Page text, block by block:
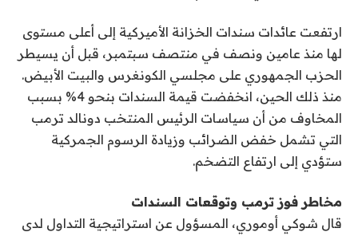
ارتفعت عائدات سندات الخزانة الأميركية إلى أعلى مستوى
لها منذ عامين ونصف في منتصف سبتمبر، قبل أن يسيطر
الحزب الجمهوري على مجلسي الكونغرس والبيت الأبيض.
منذ ذلك الحين، انخفضت قيمة السندات بنحو 4% بسبب
المخاوف من أن سياسات الرئيس المنتخب دونالد ترمب
التي تشمل خفض الضرائب وزيادة الرسوم الجمركية
ستؤدي إلى ارتفاع التضخم.
مخاطر فوز ترمب وتوقعات السندات
قال شوكي أوموري، المسؤول عن استراتيجية التداول لدى